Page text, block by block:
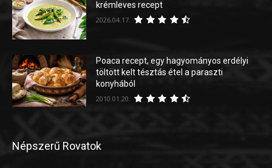
krémleves recept
2026.04.17.
Poaca recept, egy hagyományos erdélyi
töltött kelt tésztás étel a paraszti
konyhából
2010.01.20.
Népszerű Rovatok